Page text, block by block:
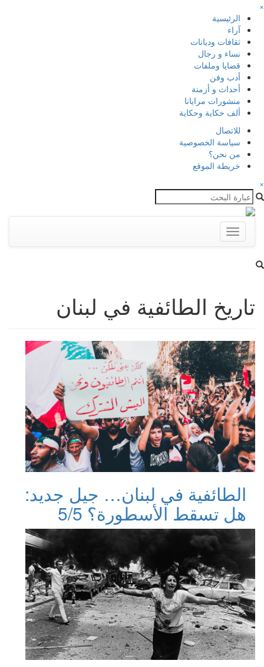
×
الرئيسية
آراء
ثقافات وديانات
نساء و رجال
قضايا وملفات
أدب وفن
أحداث و أزمنة
منشورات مرايانا
ألف حكاية وحكاية
للاتصال
سياسة الخصوصية
من نحن؟
خريطة الموقع
×
Toggle
navigation
تاريخ الطائفية في لبنان
الطائفية في لبنان… جيل جديد:
هل تسقط الأسطورة؟ 5/5